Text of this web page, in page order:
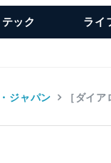
テック ライ
ジャパン ［ダイ